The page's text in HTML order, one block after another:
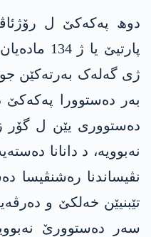
دوھ پەکەکێ ل
پارتیێ
ژی گەلەک بەرتەکێن
بەر دەستوورا
دەستووری یێن ل گۆر
نەبوویە، د دانانا
نڤیساندنا رەشنڤیسا
تێبنیێن خەلکێ و
سەر دەستوورێ